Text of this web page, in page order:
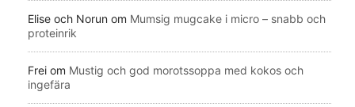
Elise och Norun om Mumsig mugcake i micro – snabb och
proteinrik
Frei om Mustig och god morotssoppa med kokos och
ingefära